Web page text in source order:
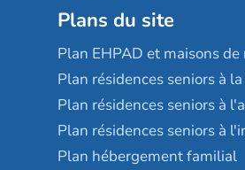
Plans du site
Plan EHPAD et maisons
Plan résidences seniors à
Plan résidences seniors à
Plan résidences seniors à
Plan hébergement familial